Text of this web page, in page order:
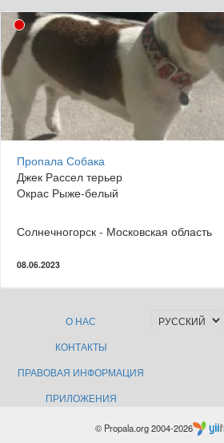
Пропала Собака
Джек Рассел терьер
Окрас Рыже-белый
Солнечногорск - Московская область
08.06.2023
О НАС
КОНТАКТЫ
ПРАВОВАЯ ИНФОРМАЦИЯ
ПРИЛОЖЕНИЯ
© Propala.org 2004-2026